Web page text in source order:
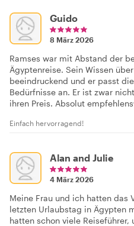
Guido
8 März 2026
Ramses war mit Abstand der
Ägyptenreise. Sein Wissen
beeindruckend und er passt
Bedürfnisse an. Er ist zwar
ihren Preis. Absolut
Einfach hervorragend!
Alan and Julie
4 März 2026
Meine Frau und ich hatten das
letzten Urlaubstag in Ägypten
hatten schon viele